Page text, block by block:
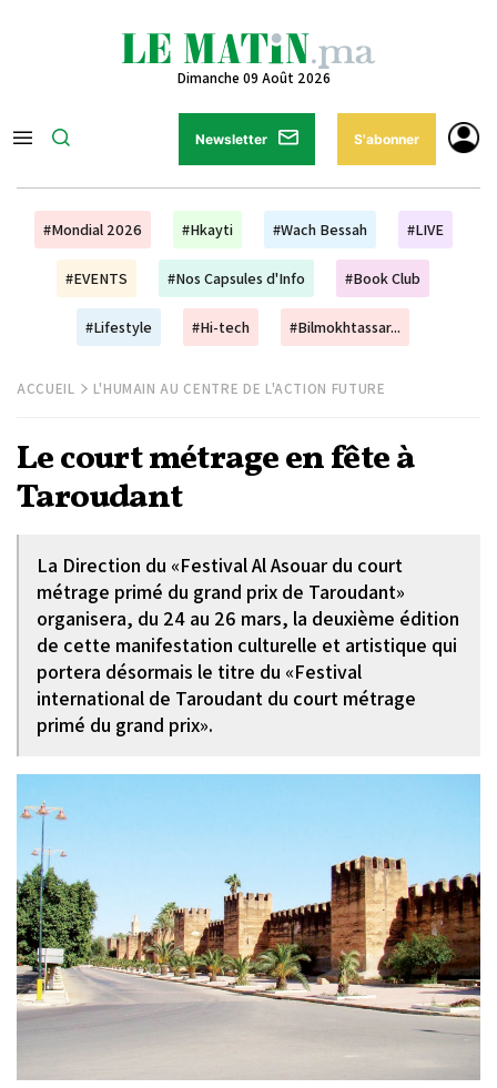
Dimanche 09 Août 2026
Newsletter S'abonner
#Mondial 2026 #Hkayti #Wach Bessah #LIVE
#EVENTS #Nos Capsules d'Info #Book Club
#Lifestyle #Hi-tech #Bilmokhtassar...
ACCUEIL L'HUMAIN AU CENTRE DE L'ACTION FUTURE
Le court métrage en fête à
Taroudant
La Direction du «Festival Al Asouar du court
métrage primé du grand prix de Taroudant»
organisera, du 24 au 26 mars, la deuxième édition
de cette manifestation culturelle et artistique qui
portera désormais le titre du «Festival
international de Taroudant du court métrage
primé du grand prix».